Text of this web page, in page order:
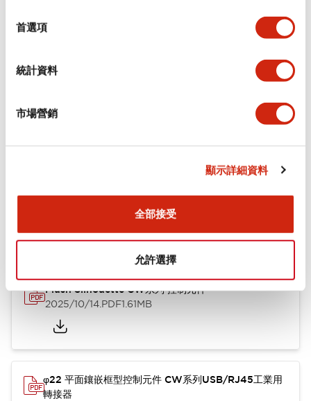
首選項
統計資料
市場營銷
顯示詳細資料
全部接受
允許選擇
環境規範
機械規格
型錄和宣傳手冊 CAD檔 認證與標準
Flush Silhouette CW系列 控制元件
2025/10/14.PDF1.61MB
φ22 平面鑲嵌框型控制元件 CW系列USB/RJ45工業用
轉接器